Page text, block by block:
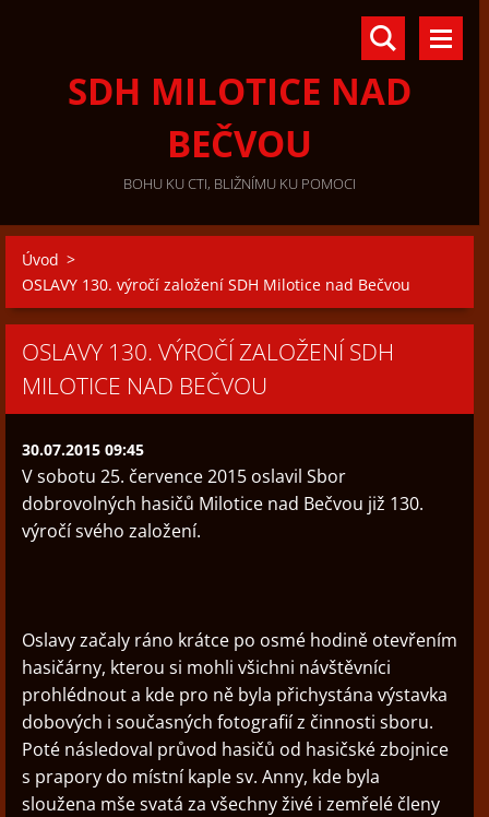
SDH MILOTICE NAD
BEČVOU
BOHU KU CTI, BLIŽNÍMU KU POMOCI
Úvod >
OSLAVY 130. výročí založení SDH Milotice nad Bečvou
OSLAVY 130. VÝROČÍ ZALOŽENÍ SDH
MILOTICE NAD BEČVOU
30.07.2015 09:45
V sobotu 25. července 2015 oslavil Sbor
dobrovolných hasičů Milotice nad Bečvou již 130.
výročí svého založení.
Oslavy začaly ráno krátce po osmé hodině otevřením
hasičárny, kterou si mohli všichni návštěvníci
prohlédnout a kde pro ně byla přichystána výstavka
dobových i současných fotografií z činnosti sboru.
Poté následoval průvod hasičů od hasičské zbojnice
s prapory do místní kaple sv. Anny, kde byla
sloužena mše svatá za všechny živé i zemřelé členy